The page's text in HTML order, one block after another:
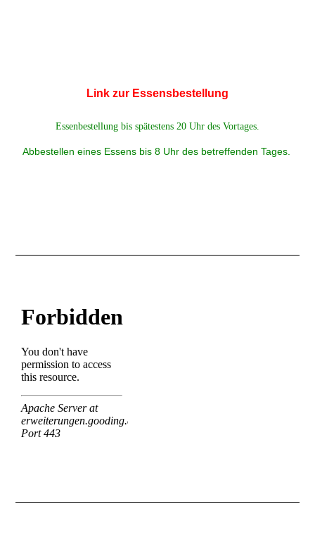
Link zur Essensbestellung
Essenbestellung bis spätestens 20 Uhr des Vortages.
Abbestellen eines Essens bis 8 Uhr des betreffenden Tages.